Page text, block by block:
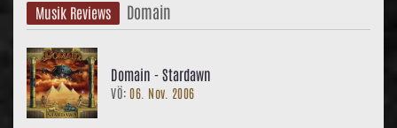
Musik Reviews Domain
Domain - Stardawn
VÖ: 06. Nov. 2006